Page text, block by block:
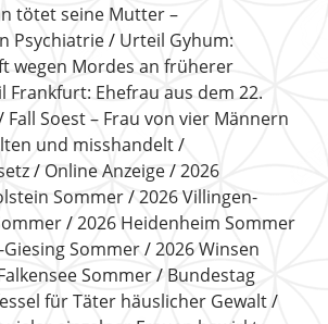
tötet seine Mutter –
Psychiatrie
Urteil Gyhum:
wegen Mordes an früherer
Frankfurt: Ehefrau aus dem 22.
Fall Soest – Frau von vier Männern
und misshandelt
Online Anzeige
2026
Sommer
2026 Villingen-
2026 Heidenheim Sommer
Sommer
2026 Winsen
Sommer
Bundestag
für Täter häuslicher Gewalt